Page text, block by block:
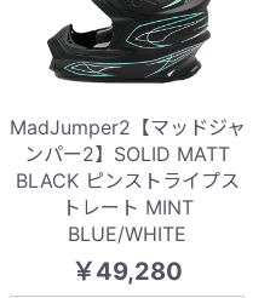
MadJumper2【マッドジャ
ンパー2】SOLID MATT
BLACK ピンストライプス
トレート MINT
BLUE/WHITE
￥49,280